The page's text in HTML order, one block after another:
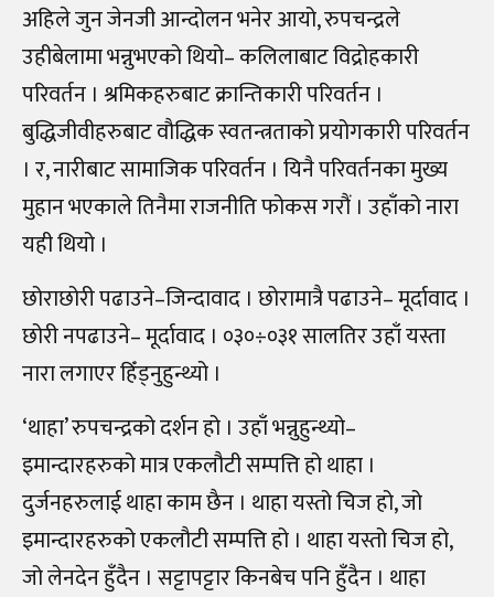
अहिले जुन जेनजी आन्दोलन भनेर आयो, रुपचन्द्रले
उहीबेलामा भन्नुभएको थियो– कलिलाबाट विद्रोहकारी
परिवर्तन । श्रमिकहरुबाट क्रान्तिकारी परिवर्तन ।
बुद्धिजीवीहरुबाट वौद्धिक स्वतन्त्रताको प्रयोगकारी परिवर्तन
। र, नारीबाट सामाजिक परिवर्तन । यिनै परिवर्तनका मुख्य
मुहान भएकाले तिनैमा राजनीति फोकस गरौं । उहाँको नारा
यही थियो ।
छोराछोरी पढाउने–जिन्दावाद । छोरामात्रै पढाउने– मूर्दावाद ।
छोरी नपढाउने– मूर्दावाद । ०३०÷०३१ सालतिर उहाँ यस्ता
नारा लगाएर हिँड्नुहुन्थ्यो ।
‘थाहा’ रुपचन्द्रको दर्शन हो । उहाँ भन्नुहुन्थ्यो–
इमान्दारहरुको मात्र एकलौटी सम्पत्ति हो थाहा ।
दुर्जनहरुलाई थाहा काम छैन । थाहा यस्तो चिज हो, जो
इमान्दारहरुको एकलौटी सम्पत्ति हो । थाहा यस्तो चिज हो,
जो लेनदेन हुँदैन । सट्टापट्टार किनबेच पनि हुँदैन । थाहा